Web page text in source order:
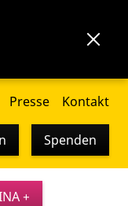
Presse Kontakt
Spenden
+